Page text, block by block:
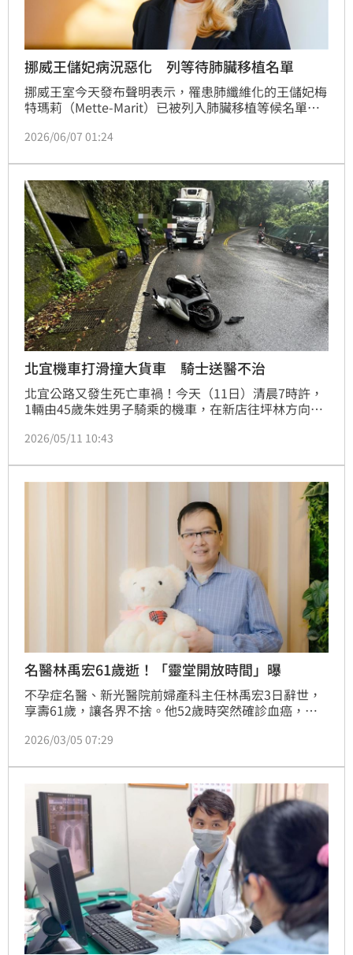
挪威王儲妃病況惡化 列等待肺臟移植名單
挪威王室今天發布聲明表示，罹患肺纖維化的王儲妃梅
特瑪莉（Mette-Marit）已被列入肺臟移植等候名單，
2026/06/07 01:24
北宜機車打滑撞大貨車 騎士送醫不治
北宜公路又發生死亡車禍！今天（11日）清晨7時許，
1輛由45歲朱姓男子騎乘的機車，在新店往坪林方向行
男子駕駛的大貨車，朱男當場重傷失去生命徵象，經救
嚴重，搶救無效不治身亡，詳細事發原因及死因，仍待
警方後續調查釐清。
2026/05/11 10:43
名醫林禹宏61歲逝！「靈堂開放時間」曝
不孕症名醫、新光醫院前婦產科主任林禹宏3日辭世，
享壽61歲，讓各界不捨。他52歲時突然確診血癌，經
子Remo Lin表示，將自明天(6日)至13日開放靈堂，供
祭。
2026/03/05 07:29